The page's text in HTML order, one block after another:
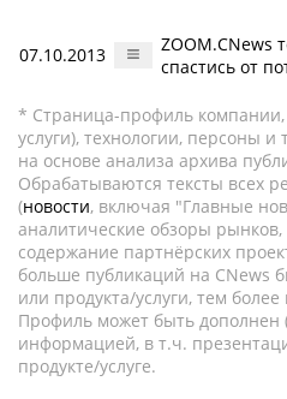
07.10.2013
ZOOM.CNews
спастись от
* Страница-профиль компании,
услуги), технологии, персоны и
на основе анализа архива
Обрабатываются тексты всех
(новости, включая "Главные
аналитические обзоры
содержание партнёрских
больше публикаций на CNews
или продукта/услуги, тем
Профиль может быть дополнен
информацией, в т.ч.
продукте/услуге.